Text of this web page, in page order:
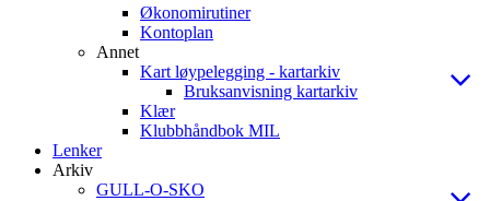
Økonomirutiner
Kontoplan
Annet
Kart løypelegging - kartarkiv
Bruksanvisning kartarkiv
Klær
Klubbhåndbok MIL
Lenker
Arkiv
GULL-O-SKO